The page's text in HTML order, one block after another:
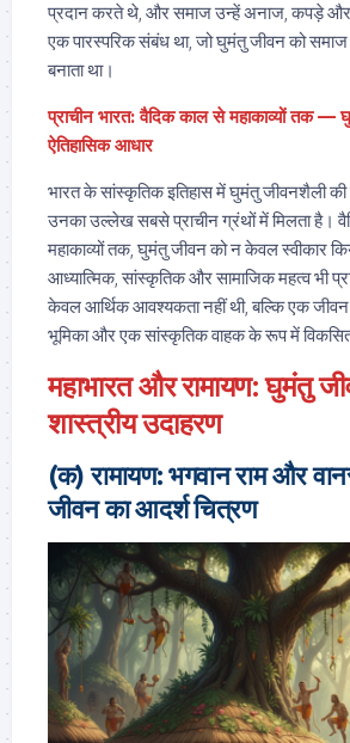
प्रदान करते थे, और समाज उन्हें अनाज, कपड़े और
एक पारस्परिक संबंध था, जो घुमंतु जीवन को समाज
बनाता था।
प्राचीन भारत: वैदिक काल से महाकाव्यों तक —
ऐतिहासिक आधार
भारत के सांस्कृतिक इतिहास में घुमंतु जीवनशैली की
उनका उल्लेख सबसे प्राचीन ग्रंथों में मिलता है।
महाकाव्यों तक, घुमंतु जीवन को न केवल स्वीकार
आध्यात्मिक, सांस्कृतिक और सामाजिक महत्व भी
केवल आर्थिक आवश्यकता नहीं थी, बल्कि एक
भूमिका और एक सांस्कृतिक वाहक के रूप में
महाभारत और रामायण: घुमंतु
शास्त्रीय उदाहरण
(क) रामायण: भगवान राम और
जीवन का आदर्श चित्रण